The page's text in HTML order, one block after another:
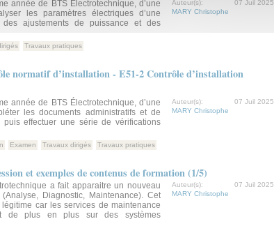
07 Juil 2025
Auteur(s):
MARY Christophe
année de BTS Electrotechnique, d’une
les paramètres électriques d’une
ajustements de puissance et des
Travaux pratiques
normatif d’installation - E51-2 Contrôle d’installation
07 Juil 2025
Auteur(s):
MARY Christophe
année de BTS Électrotechnique, d’une
les documents administratifs et de
effectuer une série de vérifications
Examen Travaux dirigés Travaux pratiques
et exemples de contenus de formation (1/5)
07 Juil 2025
Auteur(s):
MARY Christophe
a fait apparaitre un nouveau
Diagnostic, Maintenance). Cet
car les services de maintenance
de plus en plus sur des systèmes